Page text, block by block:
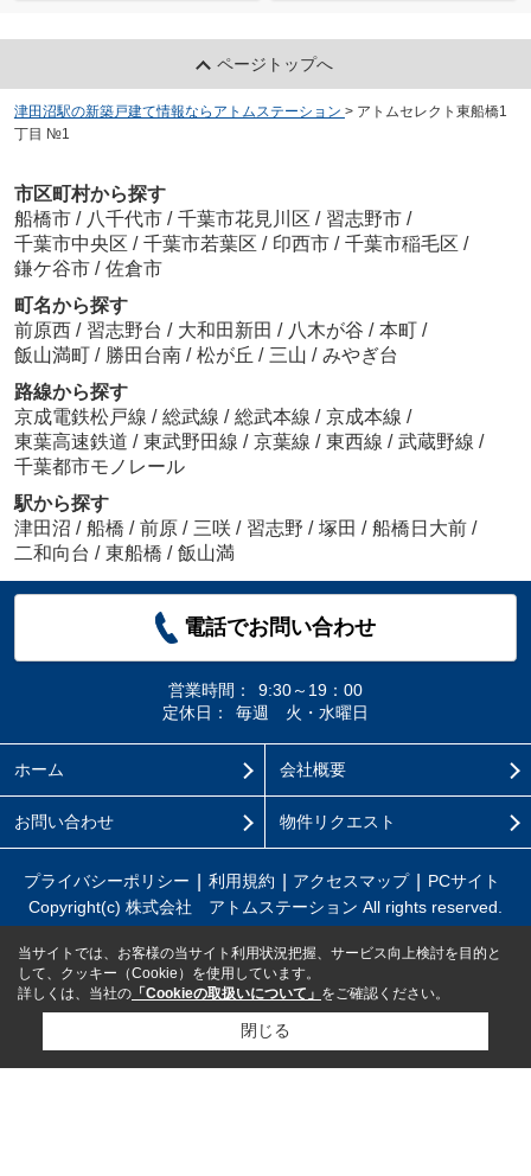
ページトップへ
津田沼駅の新築戸建て情報ならアトムステーション > アトムセレクト東船橋1
丁目 №1
市区町村から探す
船橋市 / 八千代市 / 千葉市花見川区 / 習志野市 /
千葉市中央区 / 千葉市若葉区 / 印西市 / 千葉市稲毛区 /
鎌ケ谷市 / 佐倉市
町名から探す
前原西 / 習志野台 / 大和田新田 / 八木が谷 / 本町 /
飯山満町 / 勝田台南 / 松が丘 / 三山 / みやぎ台
路線から探す
京成電鉄松戸線 / 総武線 / 総武本線 / 京成本線 /
東葉高速鉄道 / 東武野田線 / 京葉線 / 東西線 / 武蔵野線 /
千葉都市モノレール
駅から探す
津田沼 / 船橋 / 前原 / 三咲 / 習志野 / 塚田 / 船橋日大前 /
二和向台 / 東船橋 / 飯山満
電話でお問い合わせ
営業時間：
9:30～19：00
定休日：
毎週 火・水曜日
ホーム 会社概要
お問い合わせ 物件リクエスト
プライバシーポリシー 利用規約 アクセスマップ
PCサイト
Copyright(c) 株式会社 アトムステーション All rights reserved.
当サイトでは、お客様の当サイト利用状況把握、サービス向上検討を目的と
して、クッキー（Cookie）を使用しています。
詳しくは、当社の 「Cookieの取扱いについて」 をご確認ください。
閉じる